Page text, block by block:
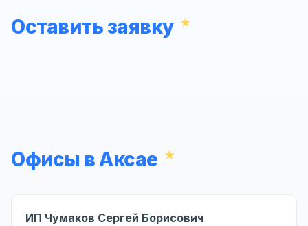
Оставить заявку
Офисы в Аксае
ИП Чумаков Сергей Борисович